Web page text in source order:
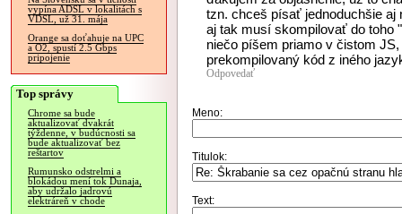
vypína ADSL v lokalitách s
VDSL, už 31. mája
Orange sa doťahuje na UPC
a O2, spustí 2.5 Gbps
pripojenie
Top správy
Chrome sa bude
aktualizovať dvakrát
týždenne, v budúcnosti sa
bude aktualizovať bez
reštartov
Rumunsko odstrelmi a
blokádou mení tok Dunaja,
aby udržalo jadrovú
elektráreň v chode
tzn. chceš písať jednoduchšie aj
aj tak musí skompilovať do toho
niečo píšem priamo v čistom
prekompilovaný kód z iného
Odpovedať
Meno:
Titulok:
Text: